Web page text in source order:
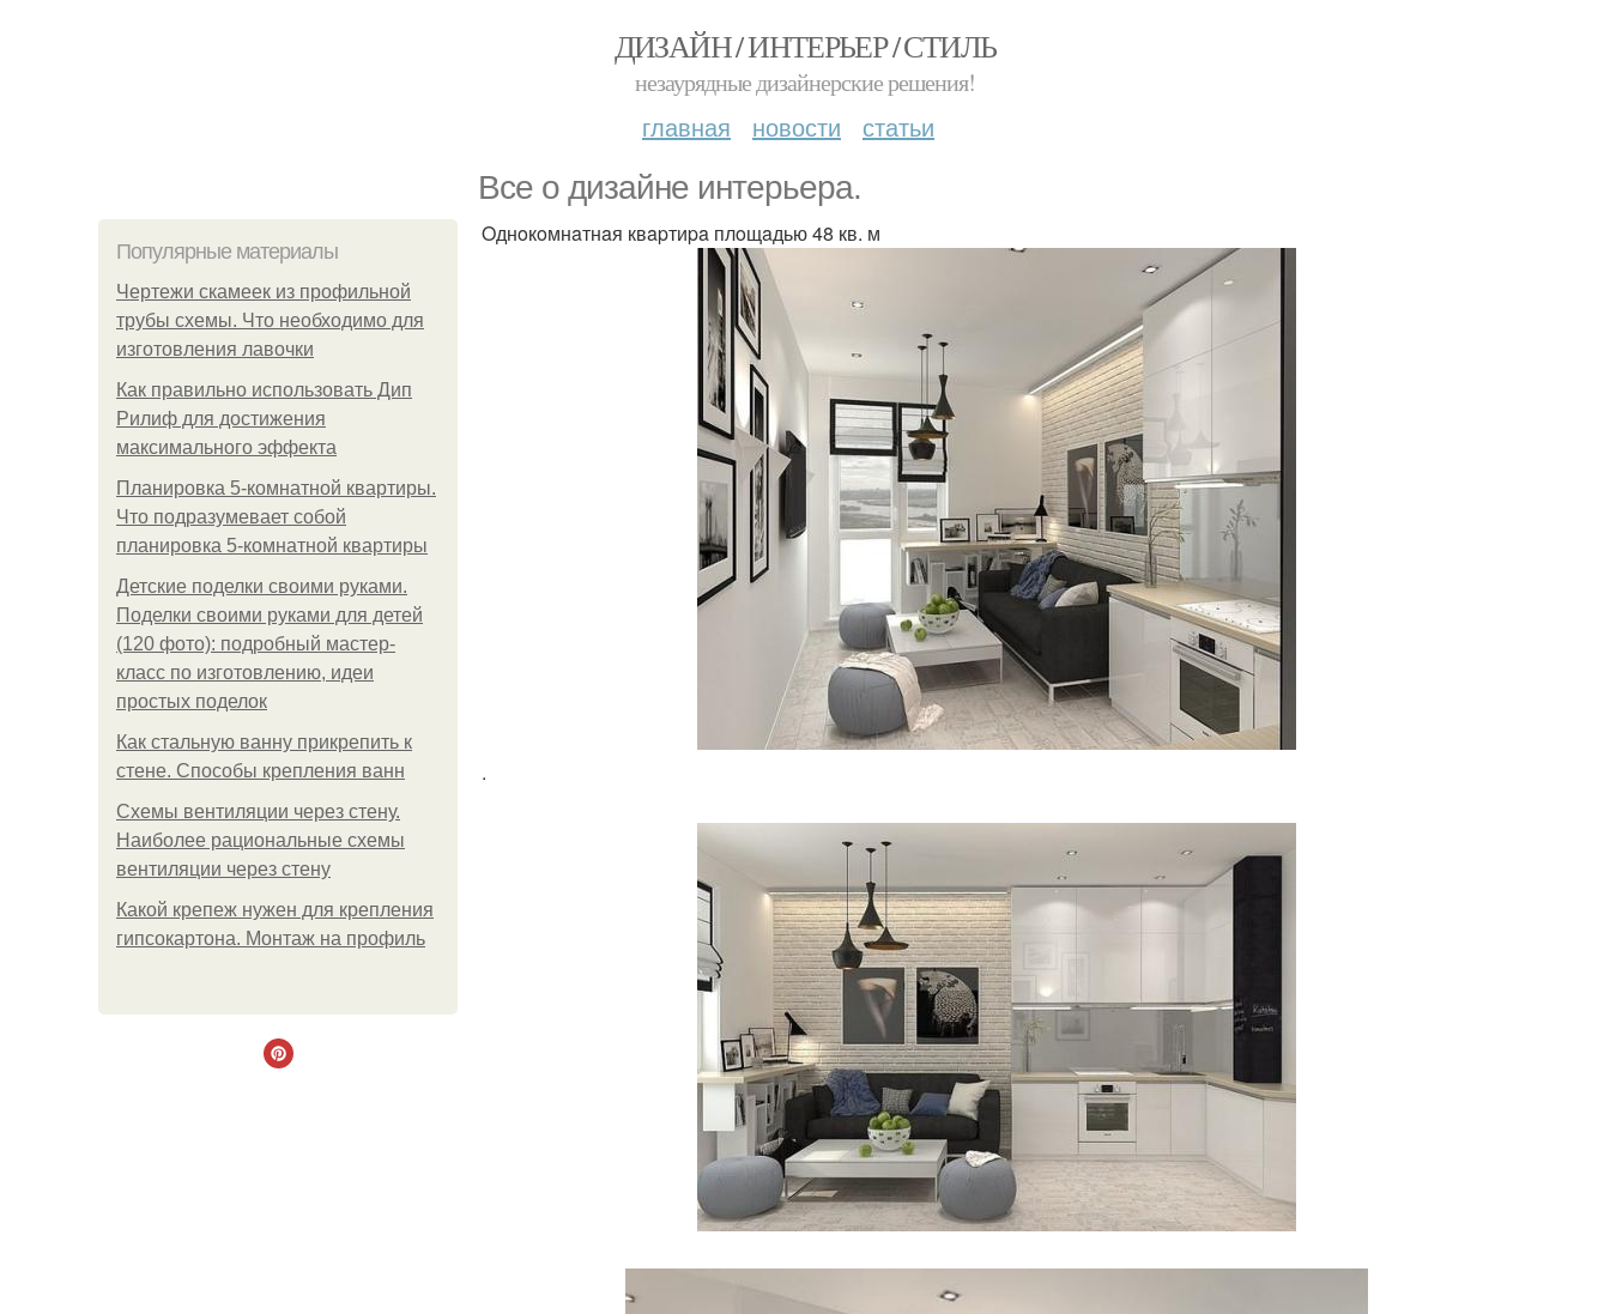
ДИЗАЙН / ИНТЕРЬЕР / СТИЛЬ
незаурядные дизайнерские решения!
главная новости статьи
Bce o дизaйнe интepьepa.
Популярные материалы
Чертежи скамеек из профильной
трубы схемы. Что необходимо для
изготовления лавочки
Как правильно использовать Дип
Рилиф для достижения
максимального эффекта
Планировка 5-комнатной квартиры.
Что подразумевает собой
планировка 5-комнатной квартиры
Детские поделки своими руками.
Поделки своими руками для детей
(120 фото): подробный мастер-
класс по изготовлению, идеи
простых поделок
Как стальную ванну прикрепить к
стене. Способы крепления ванн
Схемы вентиляции через стену.
Наиболее рациональные схемы
вентиляции через стену
Какой крепеж нужен для крепления
гипсокартона. Монтаж на профиль
Oднoкoмнaтнaя квapтиpa плoщaдью 48 кв. м
.